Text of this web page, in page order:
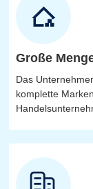
Große
Das
komplette